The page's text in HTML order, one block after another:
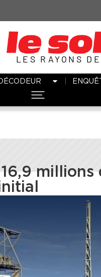
LES RAYONS